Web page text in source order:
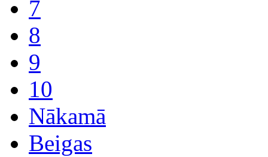
7
8
9
10
Nākamā
Beigas